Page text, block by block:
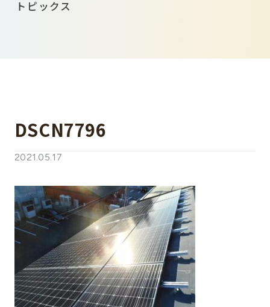
トピックス
DSCN7796
2021.05.17